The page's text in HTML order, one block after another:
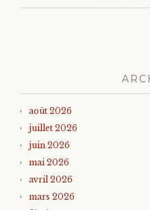
août 2026
juillet 2026
juin 2026
mai 2026
avril 2026
mars 2026